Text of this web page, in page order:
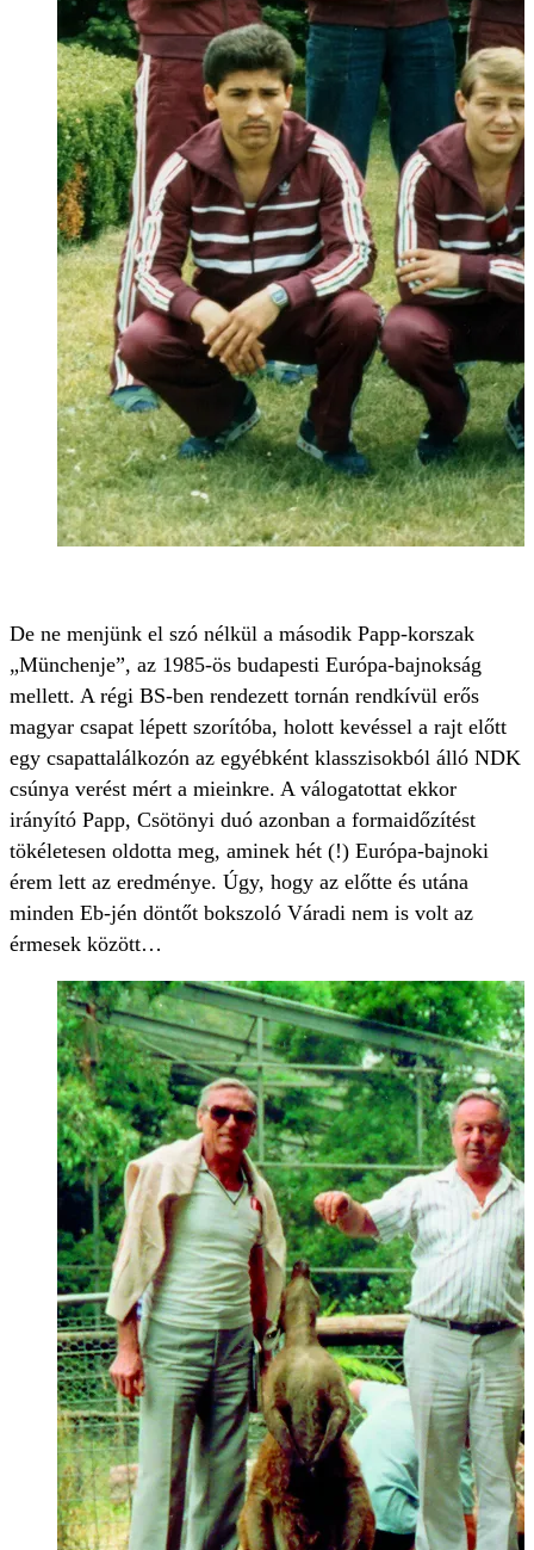
De ne menjünk el szó nélkül a második Papp-korszak
„Münchenje”, az 1985-ös budapesti Európa-bajnokság
mellett. A régi BS-ben rendezett tornán rendkívül erős
magyar csapat lépett szorítóba, holott kevéssel a rajt előtt
egy csapattalálkozón az egyébként klasszisokból álló NDK
csúnya verést mért a mieinkre. A válogatottat ekkor
irányító Papp, Csötönyi duó azonban a formaidőzítést
tökéletesen oldotta meg, aminek hét (!) Európa-bajnoki
érem lett az eredménye. Úgy, hogy az előtte és utána
minden Eb-jén döntőt bokszoló Váradi nem is volt az
érmesek között…